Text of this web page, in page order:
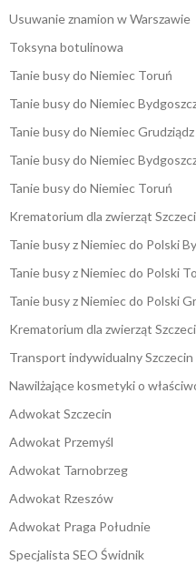
Usuwanie znamion w Warszawie
Toksyna botulinowa
Tanie busy do Niemiec Toruń
Tanie busy do Niemiec
Tanie busy do Niemiec Grudziądz
Tanie busy do Niemiec
Tanie busy do Niemiec Toruń
Krematorium dla zwierząt
Tanie busy z Niemiec do Polski
Tanie busy z Niemiec do Polski
Tanie busy z Niemiec do Polski
Krematorium dla zwierząt
Transport indywidualny Szczecin
Nawilżające kosmetyki o
Adwokat Szczecin
Adwokat Przemyśl
Adwokat Tarnobrzeg
Adwokat Rzeszów
Adwokat Praga Południe
Specjalista SEO Świdnik